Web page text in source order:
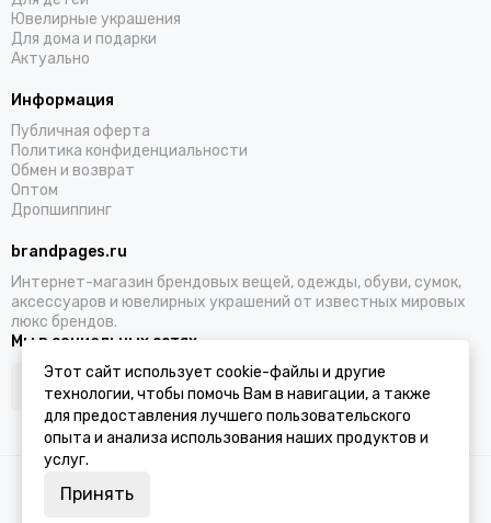
Ювелирные украшения
Для дома и подарки
Актуально
Информация
Публичная оферта
Политика конфиденциальности
Обмен и возврат
Оптом
Дропшиппинг
brandpages.ru
Интернет-магазин брендовых вещей, одежды, обуви, сумок,
аксессуаров и ювелирных украшений от известных мировых
люкс брендов.
Мы в социальных сетях
Этот сайт использует cookie-файлы и другие
технологии, чтобы помочь Вам в навигации, а также
для предоставления лучшего пользовательского
опыта и анализа использования наших продуктов и
услуг.
Принять